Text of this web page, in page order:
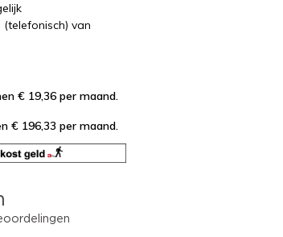
van
€ 19,36 per maand.
€ 196,33 per maand.